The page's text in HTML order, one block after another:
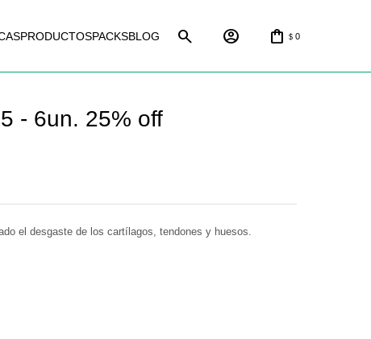
PRODUCTOSPACKSBLOG $ 0
- 6un. 25% off
el desgaste de los cartílagos, tendones y huesos.